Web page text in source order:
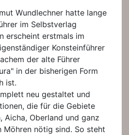
Wundlechner hatte lange
im Selbstverlag
erscheint erstmals im
Konsteinführer
der alte Führer
in der bisherigen Form
ist.
neu gestaltet und
die für die Gebiete
Aicha, Oberland und ganz
Möhren nötig sind. So steht